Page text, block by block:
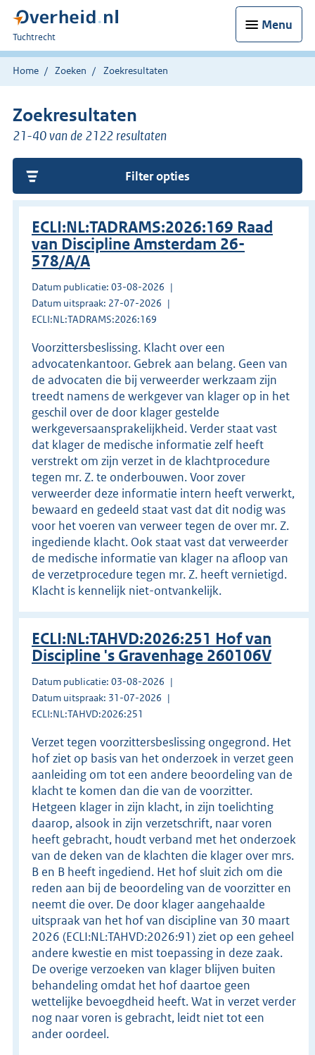
Menu
U
bent
hier:
Tuchtrecht
Home Zoeken Zoekresultaten
Zoekresultaten
21-40 van de 2122 resultaten
Filter opties
ECLI:NL:TADRAMS:2026:169 Raad
van Discipline Amsterdam 26-
578/A/A
Datum publicatie: 03-08-2026
Datum uitspraak: 27-07-2026
ECLI:NL:TADRAMS:2026:169
Voorzittersbeslissing. Klacht over een
advocatenkantoor. Gebrek aan belang. Geen van
de advocaten die bij verweerder werkzaam zijn
treedt namens de werkgever van klager op in het
geschil over de door klager gestelde
werkgeversaansprakelijkheid. Verder staat vast
dat klager de medische informatie zelf heeft
verstrekt om zijn verzet in de klachtprocedure
tegen mr. Z. te onderbouwen. Voor zover
verweerder deze informatie intern heeft verwerkt,
bewaard en gedeeld staat vast dat dit nodig was
voor het voeren van verweer tegen de over mr. Z.
ingediende klacht. Ook staat vast dat verweerder
de medische informatie van klager na afloop van
de verzetprocedure tegen mr. Z. heeft vernietigd.
Klacht is kennelijk niet-ontvankelijk.
ECLI:NL:TAHVD:2026:251 Hof van
Discipline 's Gravenhage 260106V
Datum publicatie: 03-08-2026
Datum uitspraak: 31-07-2026
ECLI:NL:TAHVD:2026:251
Verzet tegen voorzittersbeslissing ongegrond. Het
hof ziet op basis van het onderzoek in verzet geen
aanleiding om tot een andere beoordeling van de
klacht te komen dan die van de voorzitter.
Hetgeen klager in zijn klacht, in zijn toelichting
daarop, alsook in zijn verzetschrift, naar voren
heeft gebracht, houdt verband met het onderzoek
van de deken van de klachten die klager over mrs.
B en B heeft ingediend. Het hof sluit zich om die
reden aan bij de beoordeling van de voorzitter en
neemt die over. De door klager aangehaalde
uitspraak van het hof van discipline van 30 maart
2026 (ECLI:NL:TAHVD:2026:91) ziet op een geheel
andere kwestie en mist toepassing in deze zaak.
De overige verzoeken van klager blijven buiten
behandeling omdat het hof daartoe geen
wettelijke bevoegdheid heeft. Wat in verzet verder
nog naar voren is gebracht, leidt niet tot een
ander oordeel.